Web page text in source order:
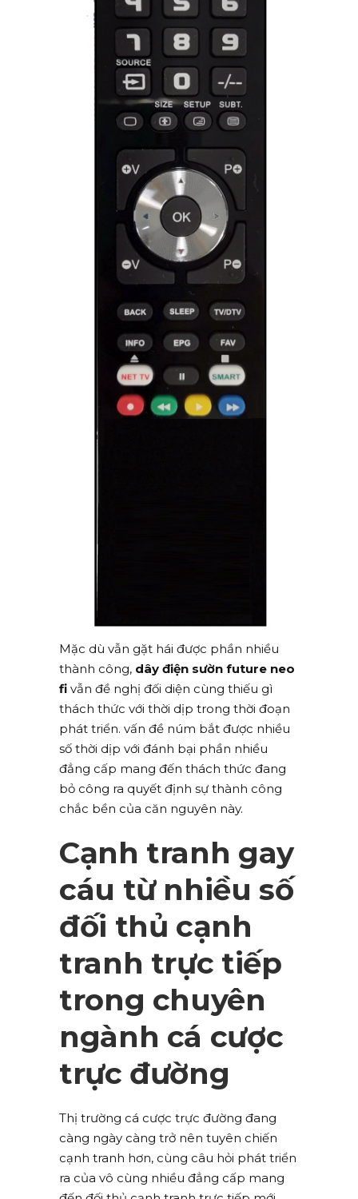
Mặc dù vẫn gặt hái được phần nhiều
thành công, dây điện sườn future neo
fi vẫn đề nghị đối diện cùng thiếu gì
thách thức với thời dịp trong thời đoạn
phát triển. vấn đề núm bắt được nhiều
số thời dịp với đánh bại phần nhiều
đẳng cấp mang đến thách thức đang
bỏ công ra quyết định sự thành công
chắc bền của căn nguyên này.
Cạnh tranh gay
cáu từ nhiều số
đối thủ cạnh
tranh trực tiếp
trong chuyên
ngành cá cược
trực đường
Thị trường cá cược trực đường đang
càng ngày càng trở nên tuyên chiến
cạnh tranh hơn, cùng câu hỏi phát triển
ra của vô cùng nhiều đẳng cấp mang